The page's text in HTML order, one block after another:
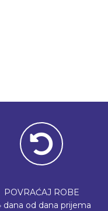
POVRAĆAJ ROBE
dana od dana prijema